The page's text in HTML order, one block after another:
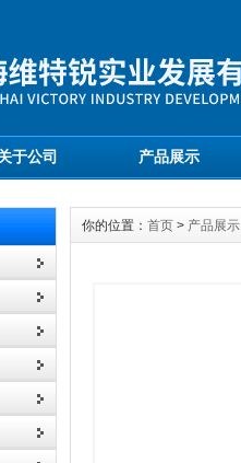
于公司 产品展示
你的位置： 首页 > 产品展示